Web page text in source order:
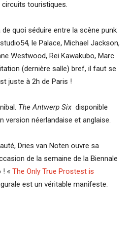
circuits touristiques.
de quoi séduire entre la scène punk
le Palace, Michael Jackson,
Westwood, Rei Kawakubo, Marc
(dernière salle) bref, il faut se
juste à 2h de Paris !
The Antwerp Sixdisponible
version néerlandaise et anglaise.
Dries van Noten ouvre sa
de la semaine de la Biennale
! « The Only True Prostest is
est un véritable manifeste.